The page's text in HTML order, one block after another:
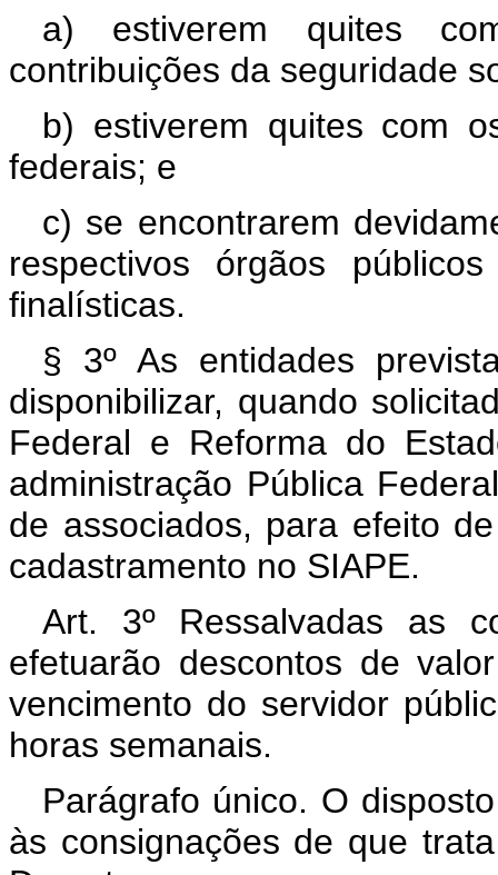
a) estiverem quites
contribuições da seguridade
b) estiverem quites com
federais; e
c) se encontrarem
respectivos órgãos
finalísticas.
§ 3º As entidades
disponibilizar, quando
Federal e Reforma do
administração Pública
de associados, para efeito
cadastramento no SIAPE.
Art. 3º Ressalvadas as
efetuarão descontos de
vencimento do servidor
horas semanais.
Parágrafo único. O
às consignações de que